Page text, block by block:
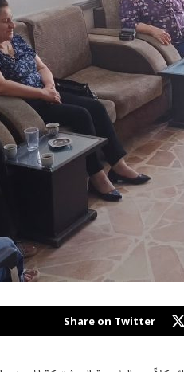
Share on Twitter